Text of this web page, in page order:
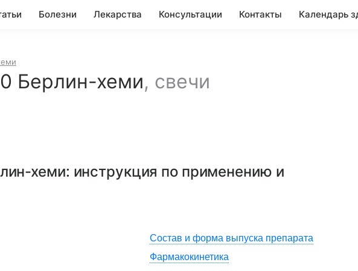
Болезни Лекарства Консультации Контакты Календарь
Берлин-хеми, свечи
хеми: инструкция по применению и
Состав и форма выпуска препарата
Фармакокинетика